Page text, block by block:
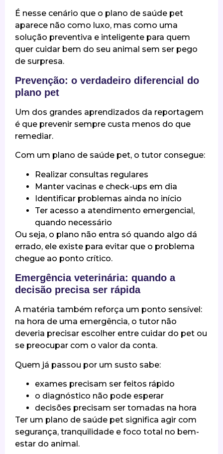
É nesse cenário que o plano de saúde pet
aparece não como luxo, mas como uma
solução preventiva e inteligente para quem
quer cuidar bem do seu animal sem ser pego
de surpresa.
Prevenção: o verdadeiro diferencial do
plano pet
Um dos grandes aprendizados da reportagem
é que prevenir sempre custa menos do que
remediar.
Com um plano de saúde pet, o tutor consegue:
Realizar consultas regulares
Manter vacinas e check-ups em dia
Identificar problemas ainda no início
Ter acesso a atendimento emergencial,
quando necessário
Ou seja, o plano não entra só quando algo dá
errado, ele existe para evitar que o problema
chegue ao ponto crítico.
Emergência veterinária: quando a
decisão precisa ser rápida
A matéria também reforça um ponto sensível:
na hora de uma emergência, o tutor não
deveria precisar escolher entre cuidar do pet ou
se preocupar com o valor da conta.
Quem já passou por um susto sabe:
exames precisam ser feitos rápido
o diagnóstico não pode esperar
decisões precisam ser tomadas na hora
Ter um plano de saúde pet significa agir com
segurança, tranquilidade e foco total no bem-
estar do animal.